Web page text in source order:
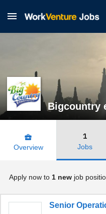

Bigcountry
business_center
Overview
1
Jobs
Apply now to 1 new job
Senior